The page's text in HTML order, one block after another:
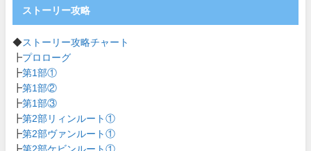
ストーリー攻略
◆ストーリー攻略チャート
┣プロローグ
┣第1部①
┣第1部②
┣第1部③
┣第2部リィンルート①
┣第2部ヴァンルート①